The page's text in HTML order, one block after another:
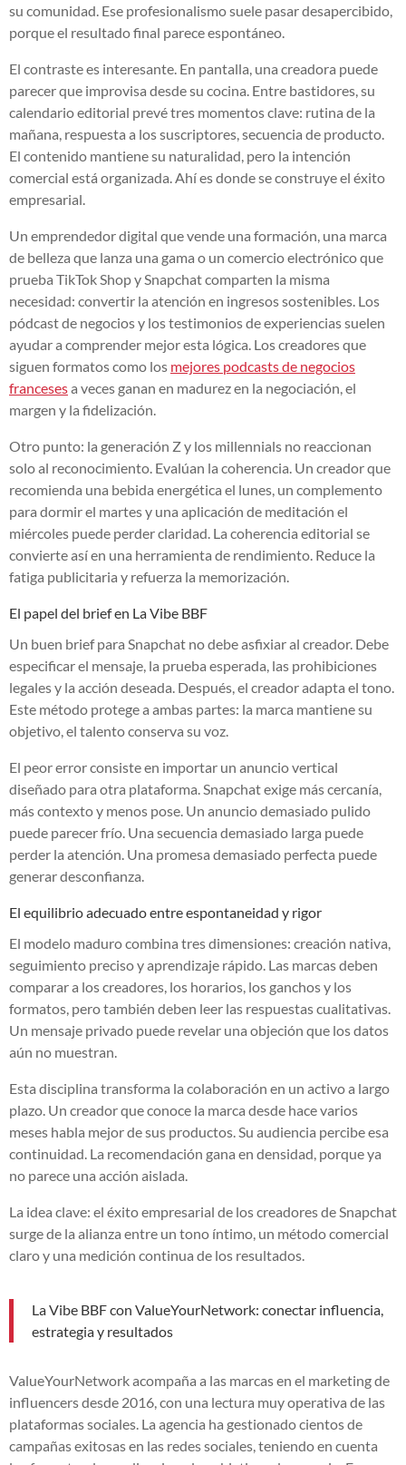
su comunidad. Ese profesionalismo suele pasar desapercibido,
porque el resultado final parece espontáneo.
El contraste es interesante. En pantalla, una creadora puede
parecer que improvisa desde su cocina. Entre bastidores, su
calendario editorial prevé tres momentos clave: rutina de la
mañana, respuesta a los suscriptores, secuencia de producto.
El contenido mantiene su naturalidad, pero la intención
comercial está organizada. Ahí es donde se construye el éxito
empresarial.
Un emprendedor digital que vende una formación, una marca
de belleza que lanza una gama o un comercio electrónico que
prueba TikTok Shop y Snapchat comparten la misma
necesidad: convertir la atención en ingresos sostenibles. Los
pódcast de negocios y los testimonios de experiencias suelen
ayudar a comprender mejor esta lógica. Los creadores que
siguen formatos como los mejores podcasts de negocios
francesesa veces ganan en madurez en la negociación, el
margen y la fidelización.
Otro punto: la generación Z y los millennials no reaccionan
solo al reconocimiento. Evalúan la coherencia. Un creador que
recomienda una bebida energética el lunes, un complemento
para dormir el martes y una aplicación de meditación el
miércoles puede perder claridad. La coherencia editorial se
convierte así en una herramienta de rendimiento. Reduce la
fatiga publicitaria y refuerza la memorización.
El papel del brief en La Vibe BBF
Un buen brief para Snapchat no debe asfixiar al creador. Debe
especificar el mensaje, la prueba esperada, las prohibiciones
legales y la acción deseada. Después, el creador adapta el tono.
Este método protege a ambas partes: la marca mantiene su
objetivo, el talento conserva su voz.
El peor error consiste en importar un anuncio vertical
diseñado para otra plataforma. Snapchat exige más cercanía,
más contexto y menos pose. Un anuncio demasiado pulido
puede parecer frío. Una secuencia demasiado larga puede
perder la atención. Una promesa demasiado perfecta puede
generar desconfianza.
El equilibrio adecuado entre espontaneidad y rigor
El modelo maduro combina tres dimensiones: creación nativa,
seguimiento preciso y aprendizaje rápido. Las marcas deben
comparar a los creadores, los horarios, los ganchos y los
formatos, pero también deben leer las respuestas cualitativas.
Un mensaje privado puede revelar una objeción que los datos
aún no muestran.
Esta disciplina transforma la colaboración en un activo a largo
plazo. Un creador que conoce la marca desde hace varios
meses habla mejor de sus productos. Su audiencia percibe esa
continuidad. La recomendación gana en densidad, porque ya
no parece una acción aislada.
La idea clave: el éxito empresarial de los creadores de Snapchat
surge de la alianza entre un tono íntimo, un método comercial
claro y una medición continua de los resultados.
La Vibe BBF con ValueYourNetwork: conectar influencia,
estrategia y resultados
ValueYourNetwork acompaña a las marcas en el marketing de
influencers desde 2016, con una lectura muy operativa de las
plataformas sociales. La agencia ha gestionado cientos de
campañas exitosas en las redes sociales, teniendo en cuenta